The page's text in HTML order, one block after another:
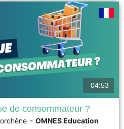
marque qui se construit avec ses
04:53
de consommateur ?
- OMNES Education